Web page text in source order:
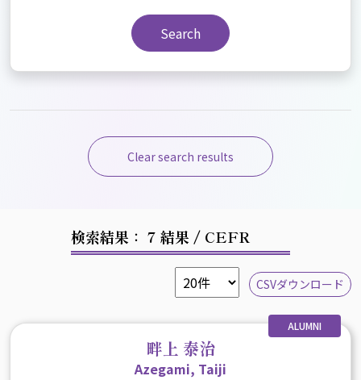
Search
Clear search results
検索結果： 7 結果 / CEFR
CSVダウンロード
ALUMNI
畔上 泰治
Azegami, Taiji